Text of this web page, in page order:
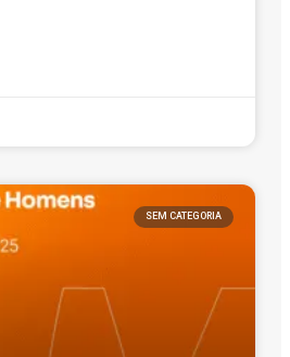
SEM CATEGORIA